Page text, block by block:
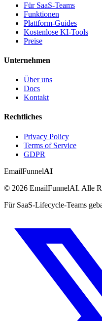
Für SaaS-Teams
Funktionen
Plattform-Guides
Kostenlose KI-Tools
Preise
Unternehmen
Über uns
Docs
Kontakt
Rechtliches
Privacy Policy
Terms of Service
GDPR
EmailFunnelAI
© 2026 EmailFunnelAI. Alle
Für SaaS-Lifecycle-Teams